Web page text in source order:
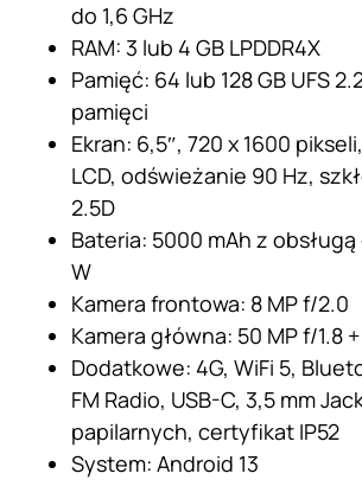
do 1,6 GHz
RAM: 3 lub 4 GB LPDDR4X
Pamięć: 64 lub 128 GB UFS
pamięci
Ekran: 6,5″, 720 x 1600
LCD, odświeżanie 90 Hz,
2.5D
Bateria: 5000 mAh z obsługą
W
Kamera frontowa: 8 MP f/2.0
Kamera główna: 50 MP f/1.8
Dodatkowe: 4G, WiFi 5,
FM Radio, USB-C, 3,5 mm
papilarnych, certyfikat IP52
System: Android 13